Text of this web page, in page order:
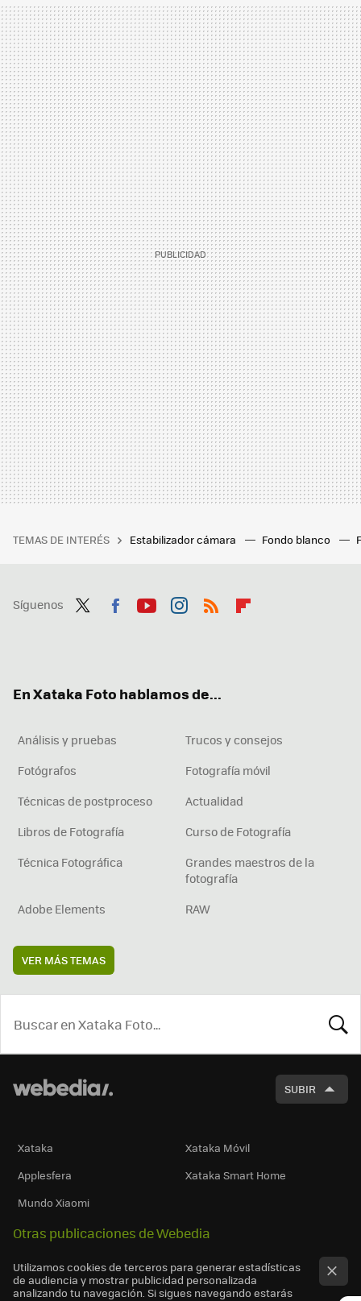
TEMAS DE INTERÉS Estabilizador cámara Fondo blanco
Síguenos
En Xataka Foto hablamos de...
Análisis y pruebas
Trucos y consejos
Fotógrafos
Fotografía móvil
Técnicas de postproceso
Actualidad
Libros de Fotografía
Curso de Fotografía
Técnica Fotográfica
Grandes maestros de la
fotografía
Adobe Elements
RAW
VER MÁS TEMAS
SUBIR
Xataka
Xataka Móvil
Applesfera
Xataka Smart Home
Mundo Xiaomi
Otras publicaciones de Webedia
Utilizamos cookies de terceros para generar estadísticas
de audiencia y mostrar publicidad personalizada
analizando tu navegación. Si sigues navegando estarás